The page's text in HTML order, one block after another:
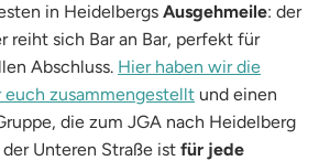
in Heidelbergs Ausgehmeile: der
reiht sich Bar an Bar, perfekt für
Abschluss. Hier haben wir die
euch zusammengestellt und einen
die zum JGA nach Heidelberg
Unteren Straße ist für jede